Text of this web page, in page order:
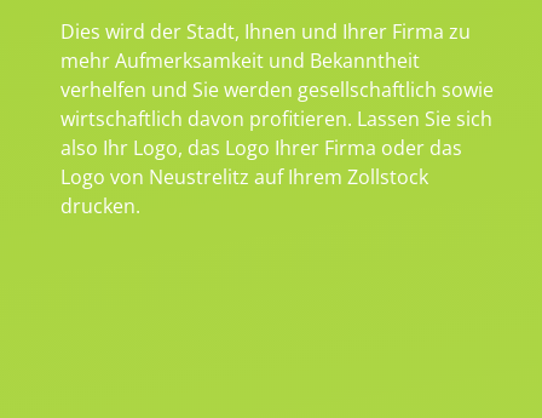
Dies wird der Stadt, Ihnen und Ihrer Firma zu
mehr Aufmerksamkeit und Bekanntheit
verhelfen und Sie werden gesellschaftlich sowie
wirtschaftlich davon profitieren. Lassen Sie sich
also Ihr Logo, das Logo Ihrer Firma oder das
Logo von Neustrelitz auf Ihrem Zollstock
drucken.